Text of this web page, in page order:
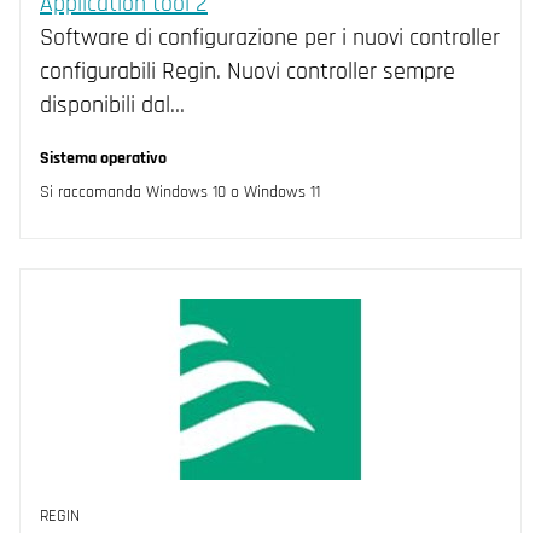
Software di configurazione per i nuovi controller
configurabili Regin. Nuovi controller sempre
disponibili dal…
Sistema operativo
Si raccomanda Windows 10 o Windows 11
REGIN